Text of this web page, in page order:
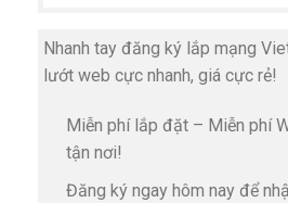
Nhanh tay đăng ký lắp mạng
lướt web cực nhanh, giá cực rẻ!
Miễn phí lắp đặt – Miễn phí
tận nơi!
Đăng ký ngay hôm nay để